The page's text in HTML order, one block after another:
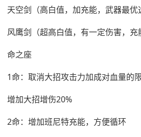
天空剑（高白值，加充能，武器最优
风鹰剑（超高白值，有一定伤害，充
命之座
1命：取消大招攻击力加成对血量的
增加大招增伤20%
2命：增加班尼特充能，方便循环